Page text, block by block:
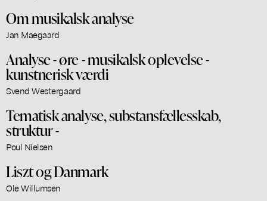
Om musikalsk analyse
Jan Maegaard
Analyse - øre - musikalsk oplevelse -
kunstnerisk værdi
Svend Westergaard
Tematisk analyse, substansfællesskab,
struktur -
Poul Nielsen
Liszt og Danmark
Ole Willumsen